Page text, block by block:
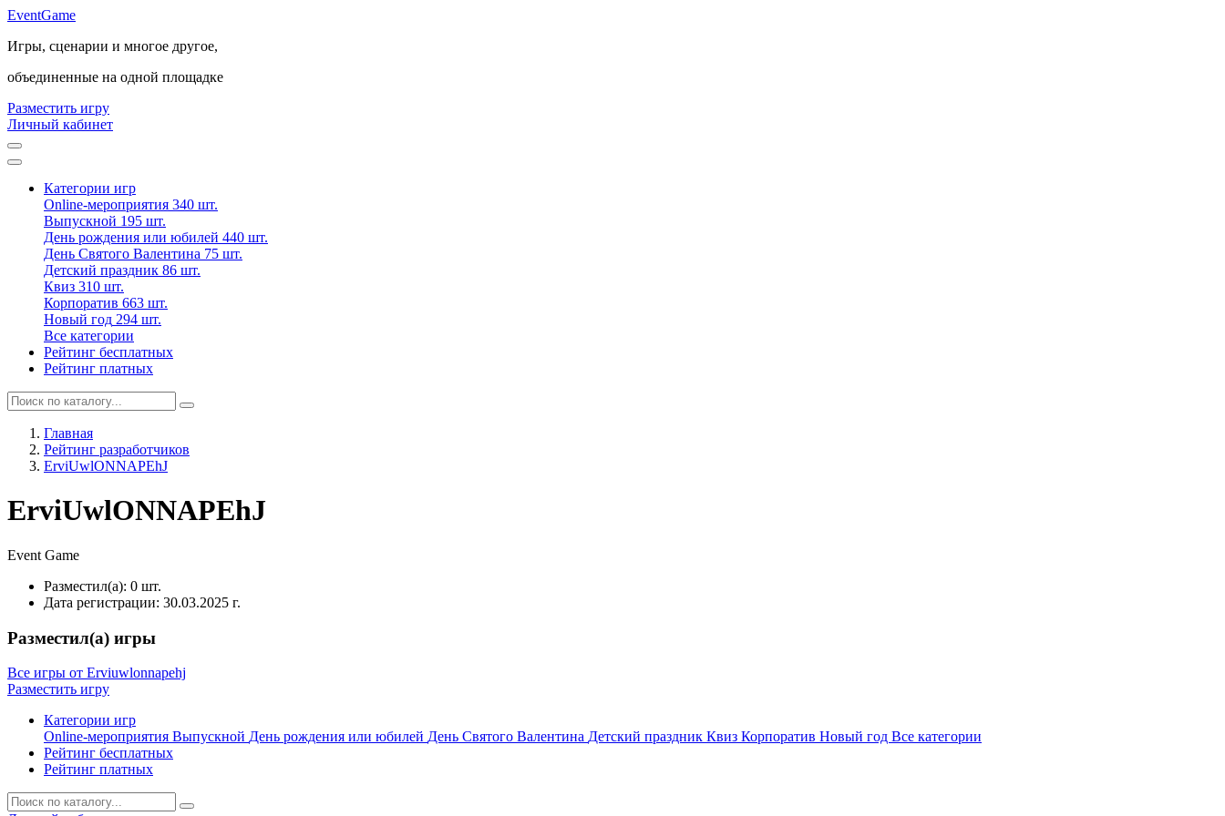
EventGame
Игры, сценарии и многое другое,
объединенные на одной площадке
Разместить игру
Личный кабинет
Категории игр
Online-мероприятия 340 шт.
Выпускной 195 шт.
День рождения или юбилей 440 шт.
День Святого Валентина 75 шт.
Детский праздник 86 шт.
Квиз 310 шт.
Корпоратив 663 шт.
Новый год 294 шт.
Все категории
Рейтинг бесплатных
Рейтинг платных
Главная
Рейтинг разработчиков
ErviUwlONNAPEhJ
ErviUwlONNAPEhJ
Event Game
Разместил(а): 0 шт.
Дата регистрации: 30.03.2025 г.
Разместил(а) игры
Все игры от Erviuwlonnapehj
Разместить игру
Категории игр
Online-мероприятия Выпускной День рождения или юбилей День Святого Валентина Детский праздник Квиз Корпоратив Новый год Все категории
Рейтинг бесплатных
Рейтинг платных